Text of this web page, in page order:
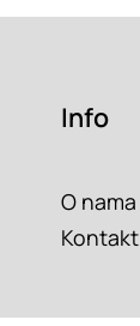
Info
O nama
Kontakt